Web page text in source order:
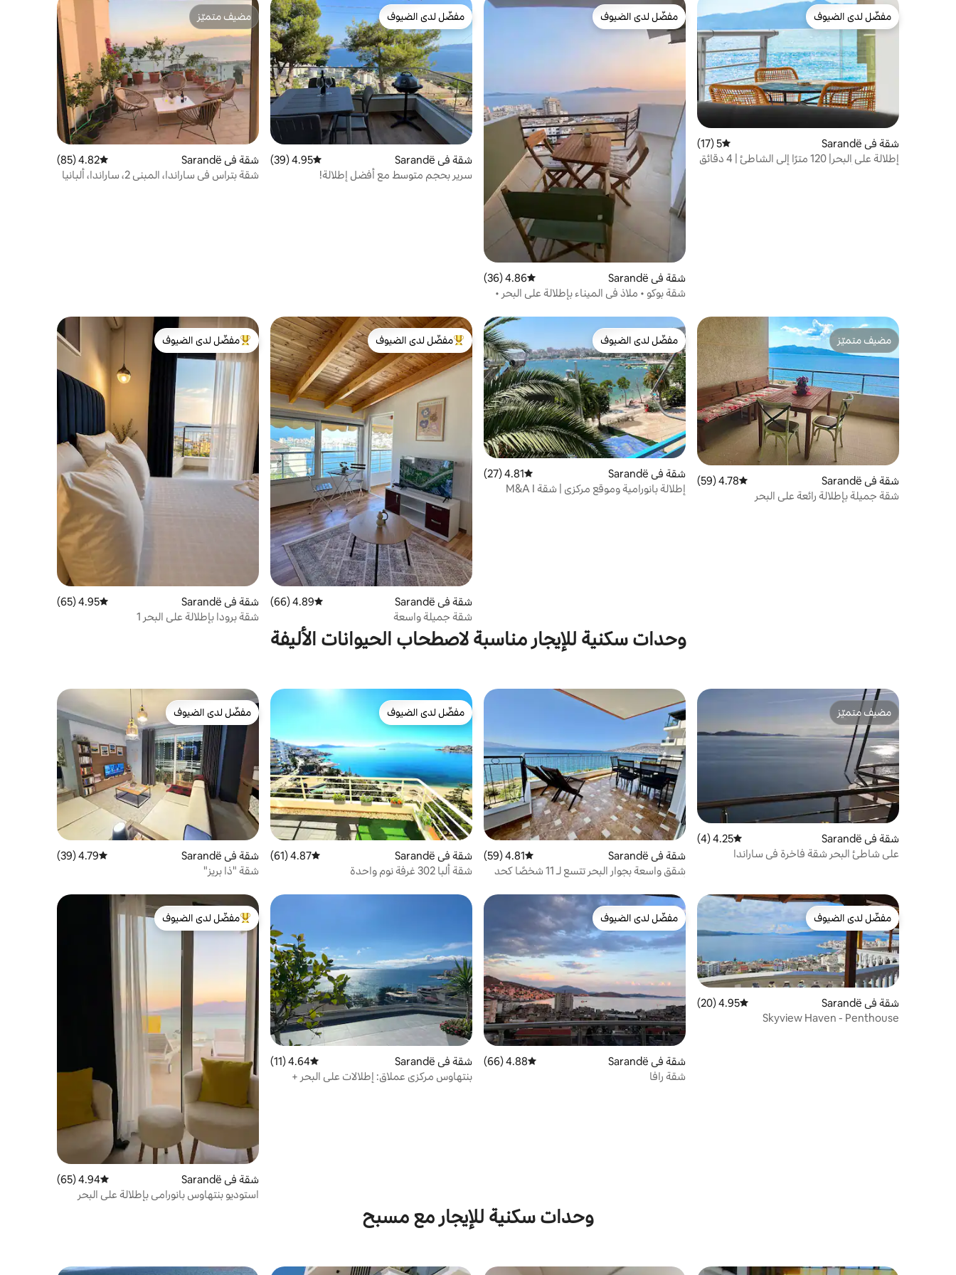
مفضّل لدى الضيوف
مفضّل لدى الضيوف
شقة في Sarandë متوسط التقييم 5 من 5، 17 مراجعات
5 (17)
إطلالة على البحر| 120 مترًا إلى الشاطئ | 4 دقائق
مفضّل لدى الضيوف
مفضّل لدى الضيوف
شقة في Sarandë متوسط التقييم 4.86 من 5، 36 مراجعات
4.86 (36)
شقة بوكو • ملاذ في الميناء بإطلالة على البحر •
مفضّل لدى الضيوف
مفضّل لدى الضيوف
شقة في Sarandë متوسط التقييم 4.95 من 5، 39 مراجعات
4.95 (39)
سرير بحجم متوسط مع أفضل إطلالة!
مضيف متميّز
مضيف متميّز
شقة في Sarandë متوسط التقييم 4.82 من 5، 85 مراجعات
4.82 (85)
شقة بتراس في ساراندا، المبنى 2، ساراندا، ألبانيا
مضيف متميّز
مضيف متميّز
شقة في Sarandë متوسط التقييم 4.78 من 5، 59 مراجعات
4.78 (59)
شقة جميلة بإطلالة رائعة على البحر
مفضّل لدى الضيوف
مفضّل لدى الضيوف
شقة في Sarandë متوسط التقييم 4.81 من 5، 27 مراجعات
4.81 (27)
إطلالة بانورامية وموقع مركزي | شقة M&A I
من أبرز البيوت المفضّلة لدى الضيوف
مفضّل لدى الضيوف
شقة في Sarandë متوسط التقييم 4.89 من 5، 66 مراجعات
4.89 (66)
شقة جميلة واسعة
من أبرز البيوت المفضّلة لدى الضيوف
مفضّل لدى الضيوف
شقة في Sarandë متوسط التقييم 4.95 من 5، 65 مراجعات
4.95 (65)
شقة برودا بإطلالة على البحر 1
وحدات سكنية للإيجار مناسبة لاصطحاب الحيوانات الأليفة
مضيف متميّز
مضيف متميّز
شقة في Sarandë متوسط التقييم 4.25 من 5، 4 مراجعات
4.25 (4)
على شاطئ البحر شقة فاخرة في ساراندا
شقة في Sarandë متوسط التقييم 4.81 من 5، 59 مراجعات
4.81 (59)
شقق واسعة بجوار البحر تتسع لـ 11 شخصًا كحد
مفضّل لدى الضيوف
مفضّل لدى الضيوف
شقة في Sarandë متوسط التقييم 4.87 من 5، 61 مراجعات
4.87 (61)
شقة ألبا 302 غرفة نوم واحدة
مفضّل لدى الضيوف
مفضّل لدى الضيوف
شقة في Sarandë متوسط التقييم 4.79 من 5، 39 مراجعات
4.79 (39)
شقة "ذا بريز"
مفضّل لدى الضيوف
مفضّل لدى الضيوف
شقة في Sarandë متوسط التقييم 4.95 من 5، 20 مراجعات
4.95 (20)
Skyview Haven - Penthouse
مفضّل لدى الضيوف
مفضّل لدى الضيوف
شقة في Sarandë متوسط التقييم 4.88 من 5، 66 مراجعات
4.88 (66)
شقة رافا
شقة في Sarandë متوسط التقييم 4.64 من 5، 11 مراجعات
4.64 (11)
بنتهاوس مركزي عملاق: إطلالات على البحر +
من أبرز البيوت المفضّلة لدى الضيوف
مفضّل لدى الضيوف
شقة في Sarandë متوسط التقييم 4.94 من 5، 65 مراجعات
4.94 (65)
استوديو بنتهاوس بانورامي بإطلالة على البحر
وحدات سكنية للإيجار مع مسبح